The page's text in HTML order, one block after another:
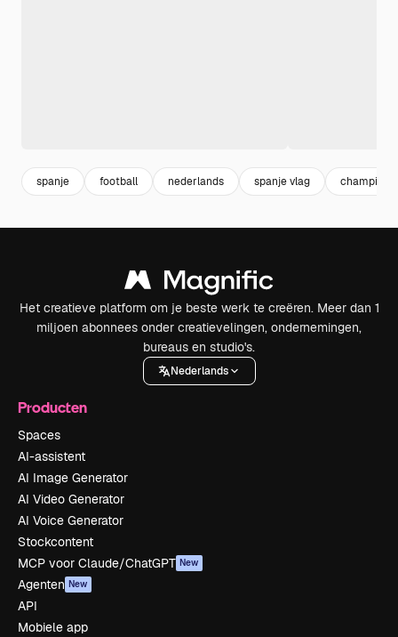
spanje football nederlands spanje vlag champion
Het creatieve platform om je beste werk te creëren. Meer dan 1
miljoen abonnees onder creatievelingen, ondernemingen,
bureaus en studio's.
Nederlands
Producten
Spaces
AI-assistent
AI Image Generator
AI Video Generator
AI Voice Generator
Stockcontent
MCP voor Claude/ChatGPT New
Agenten New
API
Mobiele app